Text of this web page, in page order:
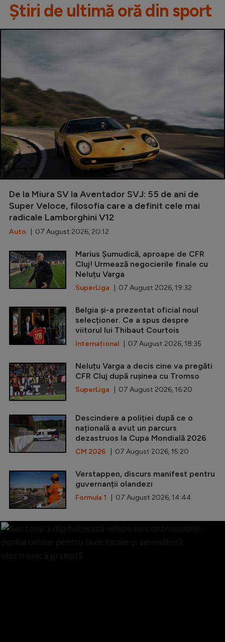
Știri de ultimă oră din sport
De la Miura SV la Aventador SVJ: 55 de ani de
Super Veloce, filosofia care a definit cele mai
radicale Lamborghini V12
Auto | 07 August 2026, 20:12
Marius Șumudică, aproape de CFR
Cluj! Urmează negocierile finale cu
Neluțu Varga
SuperLiga | 07 August 2026, 19:32
Belgia și-a prezentat oficial noul
selecționer. Ce a spus despre
viitorul lui Thibaut Courtois
Internațional | 07 August 2026, 18:35
Neluțu Varga a decis cine va pregăti
CFR Cluj după rușinea cu Tromso
SuperLiga | 07 August 2026, 16:20
Descindere a poliției după ce o
națională a avut un parcurs
dezastruos la Cupa Mondială 2026
CM 2026 | 07 August 2026, 15:20
Verstappen, discurs manifest pentru
guvernanții olandezi
Formula 1 | 07 August 2026, 14:44